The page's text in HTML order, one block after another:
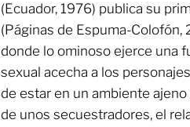
(Ecuador, 1976) publica su
(Páginas de Espuma-Colofón,
donde lo ominoso ejerce una
sexual acecha a los
de estar en un ambiente
de unos secuestradores, el